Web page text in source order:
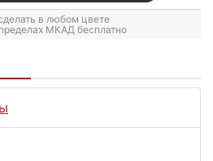
в любом цвете
МКАД бесплатно